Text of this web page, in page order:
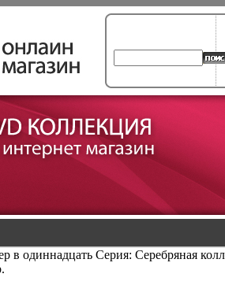
в одиннадцать Серия: Серебряная